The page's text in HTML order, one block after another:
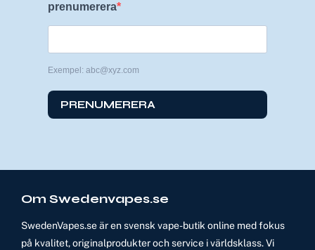
prenumerera
Exempel: abc@xyz.com
PRENUMERERA
Om Swedenvapes.se
SwedenVapes.se är en svensk vape-butik online med fokus
på kvalitet, originalprodukter och service i världsklass. Vi